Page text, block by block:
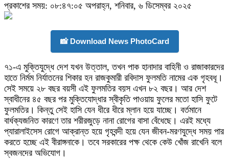
প্রকাশের সময়: ০৮:৪৭:০৫ অপরাহ্ন, শনিবার, ৬ ডিসেম্বর ২০২৫
📸 Download News PhotoCard
৭১-এ মুক্তিযুদ্ধে দেশ যখন উত্তাল, তখন পাক হানাদার বাহিনী ও রাজাকারদের
হাতে নির্মম নির্যাতনের শিকার হন রাজকুমারী রবিদাস ফুলমতি নামের এক গৃহবধূ।
সেই সময়ে ২৮ বছর বয়সী এই ফুলমতির বয়স এখন ৮২ বছর। আর দেশ
স্বাধীনের ৪৫ বছর পর মুক্তিযোদ্ধার স্বীকৃতি পাওয়ায় ফুলের মতো হাসি ফুটে
ফুলমতির। কিন্তু সেই হাসি যেন ধীরে ধীরে ম্লান হয়ে যাচ্ছে। বর্তমানে
বার্ধক্যজনিত কারণে তার শরীরজুড়ে নানা রোগের বাসা বেঁধেছে। এরই মধ্যে
প্যারালাইসেস রোগে আক্রান্ত হয়ে গৃহবন্দী হয়ে যেন জীবন-মরণযুদ্ধে সময় পার
করতে হচ্ছে এই বীরাঙ্গনাকে। তবে সরকারের পক্ষ থেকে কেউ খোঁজ রাখেনি বলে
স্বজনদের অভিযোগ।